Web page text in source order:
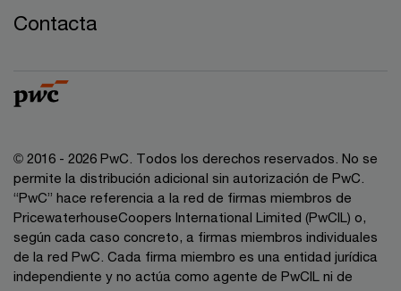
Contacta
© 2016 - 2026 PwC. Todos los derechos reservados. No se
permite la distribución adicional sin autorización de PwC.
“PwC” hace referencia a la red de firmas miembros de
PricewaterhouseCoopers International Limited (PwCIL) o,
según cada caso concreto, a firmas miembros individuales
de la red PwC. Cada firma miembro es una entidad jurídica
independiente y no actúa como agente de PwCIL ni de